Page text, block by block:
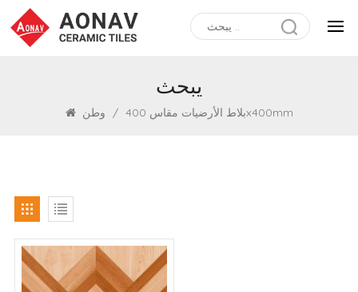
يبحث
/ بلاط الأرضيات مقاس 400x400mm